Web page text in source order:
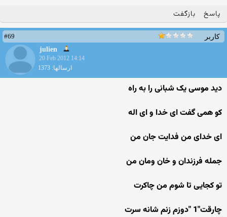
پاسخ بازگفت
کاربر
#69
julien
20 Feb 2012 14:14
ارسالها: 1373
دید موسی یک شبانی را به راه
کو همی گفت ای خدا و ای اله
ای خدای من فدایت جان من
جمله فرزندان و خان ومان من
تو کجایی تا شوم من چاکرت
چارقت"1 "دوزم زنم شانه سرت